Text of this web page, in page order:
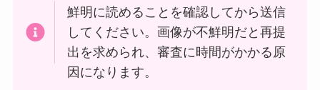
鮮明に読めることを確認してから送信
してください。画像が不鮮明だと再提
出を求められ、審査に時間がかかる原
因になります。